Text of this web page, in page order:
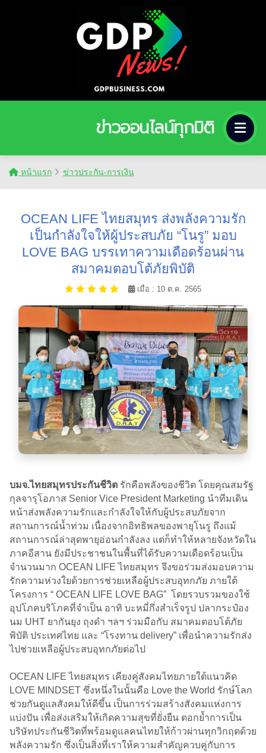
ข่าวออนไลน์ทุกมิติ
หน้าแรก ข่าวประกัน-การเงิน
OCEAN LIFE ไทยสมุทร ส่งพลังความรัก
เป็นกำลังใจให้ผู้ประสบภัย “โนรู” มอบ
LOVE BAG บรรเทาความเดือดร้อนผ่าน
สมาคมตอบโต้ภัยพิบัติ
เมื่อ : 10 ต.ค. 2565
บมจ.ไทยสมุทรประกันชีวิต รักคือพลังของชีวิต โดยคุณสมรัฐ
กุลจารุโอภาส Senior Vice President Marketing นำทีมเดิน
หน้าส่งพลังความรักและกำลังใจให้กับผู้ประสบภัยจาก
สถานการณ์น้ำท่วม เนื่องจากอิทธิพลของพายุโนรู ถึงแม้
สถานการณ์ล่าสุดพายุอ่อนกำลังลง แต่ก็ทำให้หลายจังหวัดใน
ภาคอีสาน ยังมีประชาชนในพื้นที่ได้รับความเดือดร้อนเป็น
จำนวนมาก OCEAN LIFE ไทยสมุทร จึงขอร่วมส่งมอบความ
รักความห่วงใยด้วยการช่วยเหลือผู้ประสบอุทกภัย ภายใต้
โครงการ “ OCEAN LIFE LOVE BAG” โดยรวบรวมของใช้
อุปโภคบริโภคที่จำเป็น อาทิ บะหมี่กึ่งสำเร็จรูป ปลากระป๋อง
นม UHT ยากันยุง ถุงดำ ฯลฯ ร่วมมือกับ สมาคมตอบโต้ภัย
พิบัติ ประเทศไทย และ “โรงทาน delivery” เพื่อนำความรักส่ง
ไปช่วยเหลือผู้ประสบอุทกภัยต่อไป
OCEAN LIFE ไทยสมุทร เคียงคู่สังคมไทยภายใต้แนวคิด
LOVE MINDSET ซึ่งหนึ่งในนั้นคือ Love the World รักษ์โลก
ช่วยกันดูแลสังคมให้ดีขึ้น เป็นการร่วมสร้างสังคมแห่งการ
แบ่งปัน เพื่อส่งเสริมให้เกิดความสุขที่ยั่งยืน ตอกย้ำการเป็น
บริษัทประกันชีวิตที่พร้อมดูแลคนไทยให้ก้าวผ่านทุกวิกฤตด้วย
พลังความรัก ซึ่งเป็นสิ่งที่เราให้ความสำคัญควบคู่กับการ